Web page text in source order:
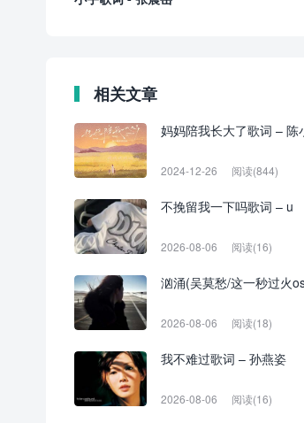
相关文章
妈妈陪我长大了歌词 – 陈
2024-12-26 阅读(844)
不挽留我一下吗歌词 – u
2026-08-06 阅读(16)
汹涌(吴莫愁/这一秒过火
2026-08-06 阅读(18)
我不难过歌词 – 孙燕姿
2026-08-06 阅读(16)